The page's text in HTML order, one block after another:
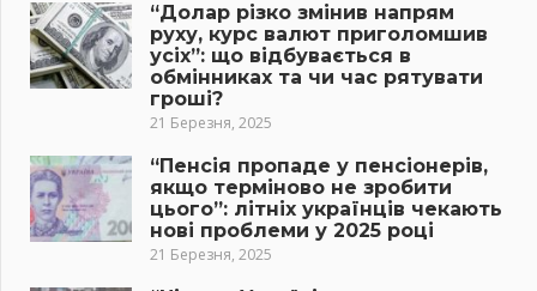
“Долар різко змінив напрям
руху, курс валют приголомшив
усіх”: що відбувається в
обмінниках та чи час рятувати
гроші?
21 Березня, 2025
“Пенсія пропаде у пенсіонерів,
якщо терміново не зробити
цього”: літніх українців чекають
нові проблеми у 2025 році
21 Березня, 2025